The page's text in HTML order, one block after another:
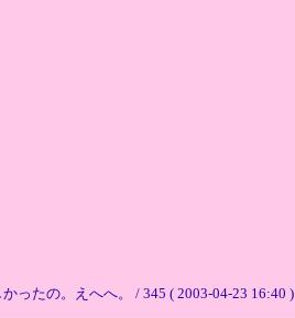
たの。えへへ。 / 345 ( 2003-04-23 16:40 )